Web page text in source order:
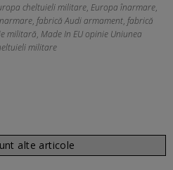
cheltuieli militare, Europa înarmare,
, fabrică Audi armament, fabrică
militară, Made In EU opinie Uniunea
militare
alte articole